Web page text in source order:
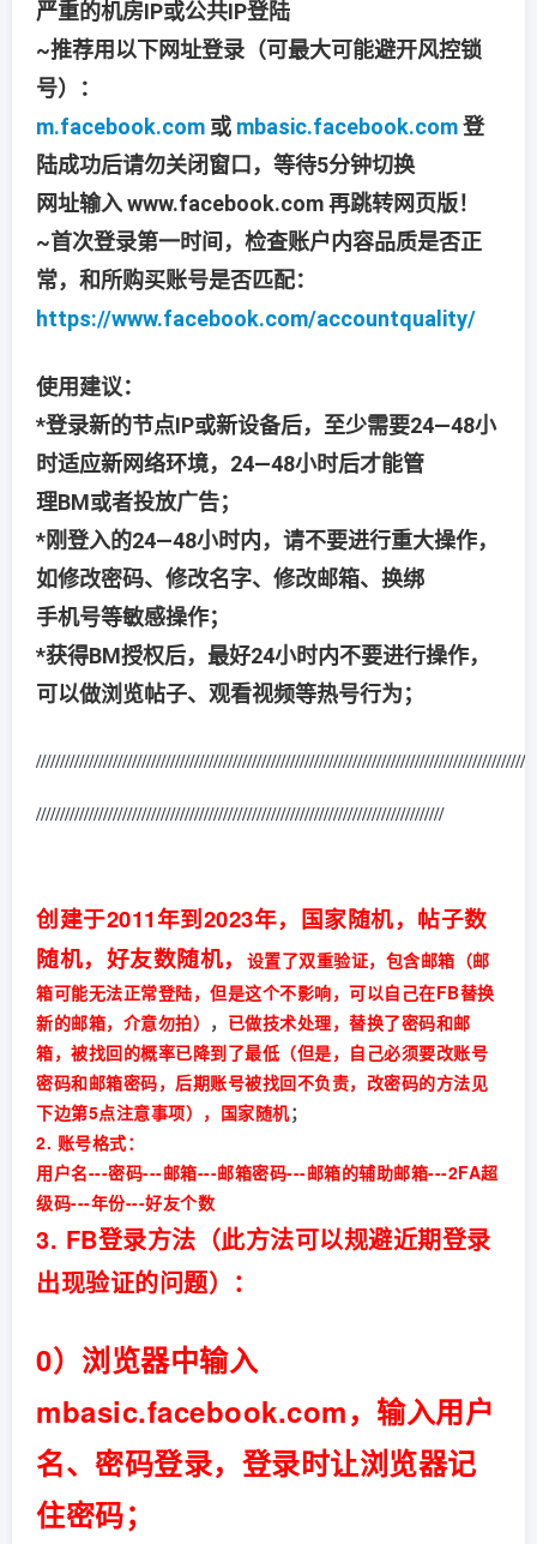
严重的机房IP或公共IP登陆
~推荐用以下网址登录（可最大可能避开风控锁
号）：
m.facebook.com 或 mbasic.facebook.com登
陆成功后请勿关闭窗口，等待5分钟切换
网址输入 www.facebook.com 再跳转网页版！
~首次登录第一时间，检查账户内容品质是否正
常，和所购买账号是否匹配：
https://www.facebook.com/accountquality/
使用建议：
*登录新的节点IP或新设备后，至少需要24—48小
时适应新网络环境，24—48小时后才能管
理BM或者投放广告；
*刚登入的24—48小时内，请不要进行重大操作，
如修改密码、修改名字、修改邮箱、换绑
手机号等敏感操作；
*获得BM授权后，最好24小时内不要进行操作，
可以做浏览帖子、观看视频等热号行为；
////////////////////////////////////////////////////////////////////////////////////////////////////////
/////////////////////////////////////////////////////////////////////////////////////
创建于2011年到2023年，国家随机，帖子数
随机，好友数随机，
设置了双重验证，包含邮箱（邮
箱可能无法正常登陆，但是这个不影响，可以自己在FB替换
新的邮箱，介意勿拍） ， 已做技术处理，替换了密码和邮
箱，被找回的概率已降到了最低（但是，自己必须要改账号
密码和邮箱密码，后期账号被找回不负责，改密码的方法见
下边第5点注意事项），国家随机；
2. 账号格式：
用户名---密码---邮箱---邮箱密码---邮箱的辅助邮箱---2FA超
级码---年份---好友个数
3. FB登录方法（此方法可以规避近期登录
出现验证的问题）：
0）浏览器中输入
mbasic.facebook.com，输入用户
名、密码登录，登录时让浏览器记
住密码；